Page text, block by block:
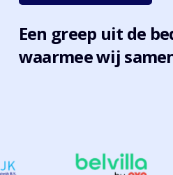
Een greep uit de
waarmee wij